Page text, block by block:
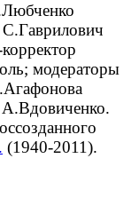
С.Гаврилович
модераторы
А.Вдовиченко.
(1940-2011).